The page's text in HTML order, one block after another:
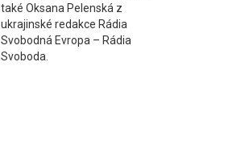
také Oksana Pelenská z
ukrajinské redakce Rádia
Svobodná Evropa – Rádia
Svoboda.